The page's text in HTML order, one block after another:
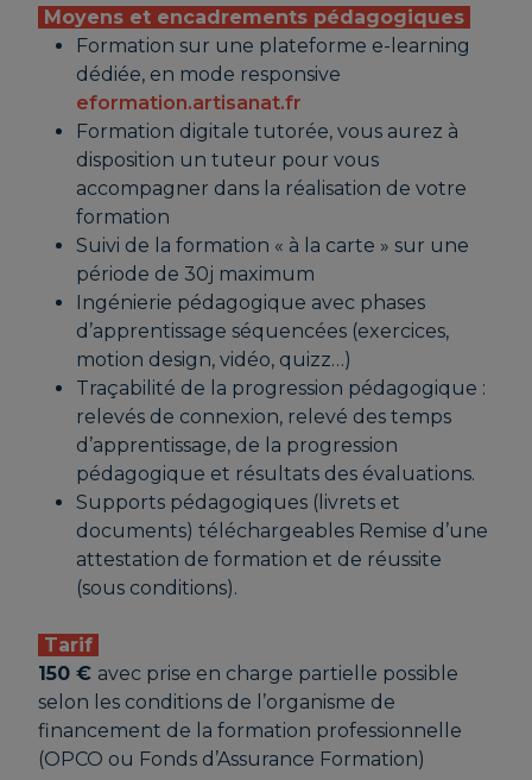
Moyens et encadrements pédagogiques
Formation sur une plateforme e-learning
dédiée, en mode responsive
eformation.artisanat.fr
Formation digitale tutorée, vous aurez à
disposition un tuteur pour vous
accompagner dans la réalisation de votre
formation
Suivi de la formation « à la carte » sur une
période de 30j maximum
Ingénierie pédagogique avec phases
d’apprentissage séquencées (exercices,
motion design, vidéo, quizz…)
Traçabilité de la progression pédagogique :
relevés de connexion, relevé des temps
d’apprentissage, de la progression
pédagogique et résultats des évaluations.
Supports pédagogiques (livrets et
documents) téléchargeables Remise d’une
attestation de formation et de réussite
(sous conditions).
Tarif
150 € avec prise en charge partielle possible
selon les conditions de l’organisme de
financement de la formation professionnelle
(OPCO ou Fonds d’Assurance Formation)